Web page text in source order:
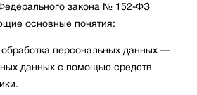
закона № 152-ФЗ
основные понятия:
персональных данных —
данных с помощью средств